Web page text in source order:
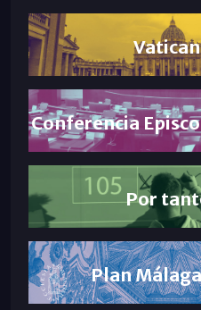
Conferencia
Por
Plan